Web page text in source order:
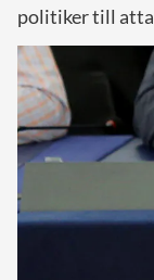
politiker till